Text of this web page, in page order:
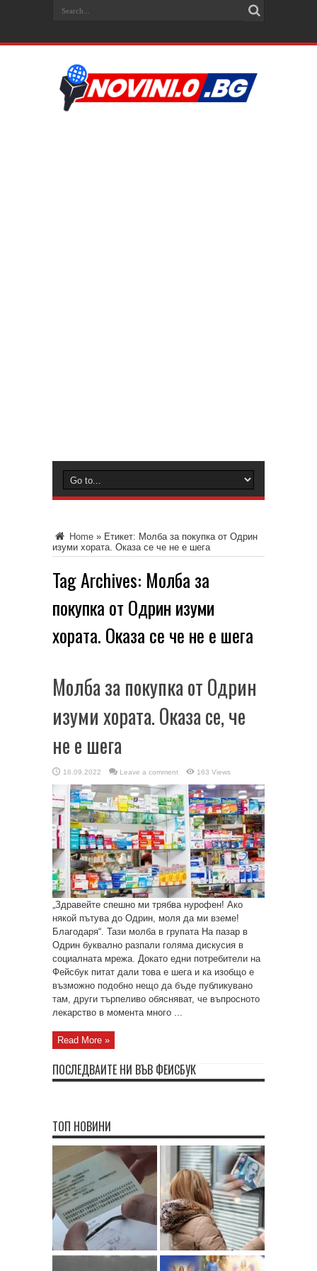
Home » Етикет: Молба за покупка от Одрин
изуми хората. Оказа се че не е шега
Tag Archives: Молба за
покупка от Одрин изуми
хората. Оказа се че не е шега
Молба за покупка от Одрин
изуми хората. Оказа се, че
не е шега
16.09.2022 Leave a comment 163 Views
„Здравейте спешно ми трябва нурофен! Ако
някой пътува до Одрин, моля да ми вземе!
Благодаря“. Тази молба в групата На пазар в
Одрин буквално разпали голяма дискусия в
социалната мрежа. Докато едни потребители на
Фейсбук питат дали това е шега и ка изобщо е
възможно подобно нещо да бъде публикувано
там, други търпеливо обясняват, че въпросното
лекарство в момента много ...
Read More »
ПОСЛЕДВАЙТЕ НИ ВЪВ ФЕЙСБУК
ТОП НОВИНИ